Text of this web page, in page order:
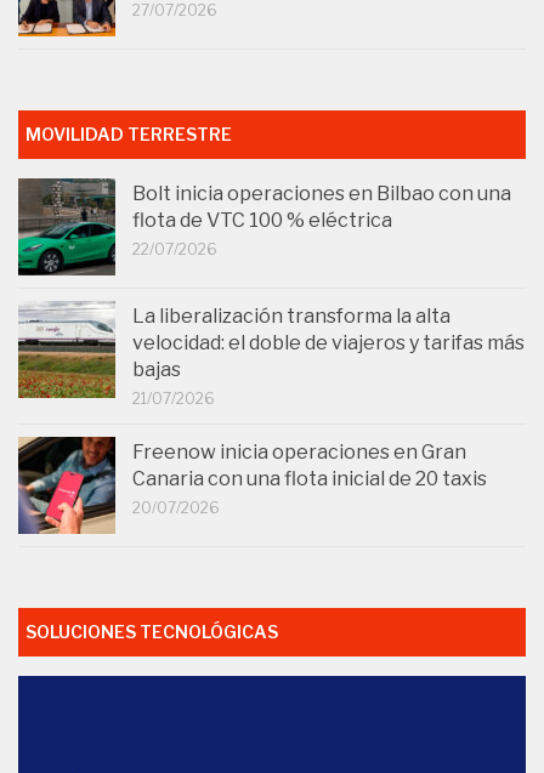
27/07/2026
MOVILIDAD TERRESTRE
Bolt inicia operaciones en Bilbao con una
flota de VTC 100 % eléctrica
22/07/2026
La liberalización transforma la alta
velocidad: el doble de viajeros y tarifas más
bajas
21/07/2026
Freenow inicia operaciones en Gran
Canaria con una flota inicial de 20 taxis
20/07/2026
SOLUCIONES TECNOLÓGICAS